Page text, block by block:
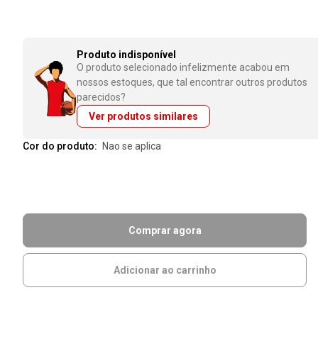
Produto indisponível
O produto selecionado infelizmente acabou em
nossos estoques, que tal encontrar outros produtos
parecidos?
Ver produtos similares
Cor do produto: nao se aplica
Comprar agora
Adicionar ao carrinho